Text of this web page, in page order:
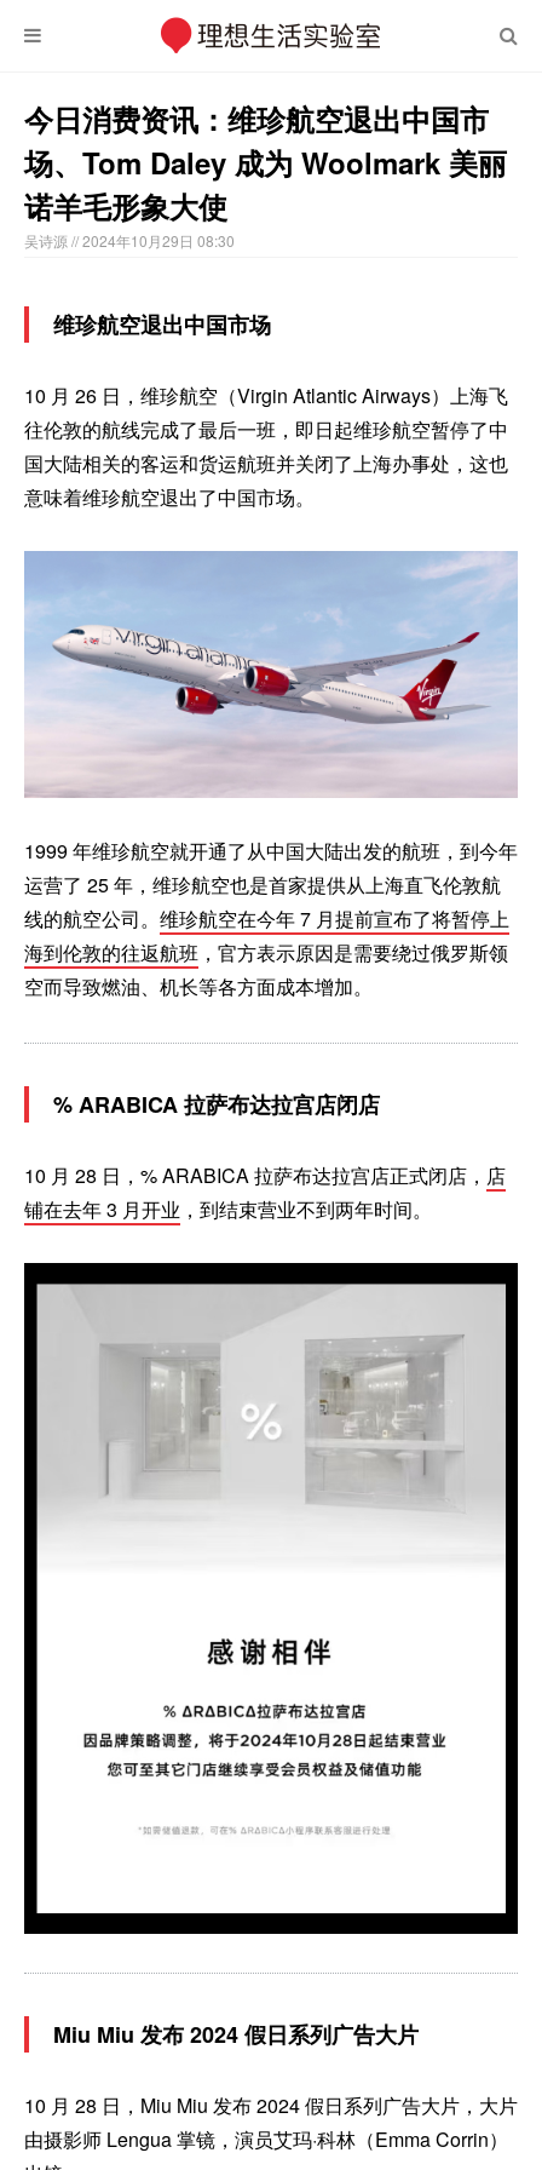
今日消费资讯：维珍航空退出中国市
场、Tom Daley 成为 Woolmark 美丽
诺羊毛形象大使
吴诗源 // 2024年10月29日 08:30
维珍航空退出中国市场
10 月 26 日，维珍航空（Virgin Atlantic Airways）上海飞
往伦敦的航线完成了最后一班，即日起维珍航空暂停了中
国大陆相关的客运和货运航班并关闭了上海办事处，这也
意味着维珍航空退出了中国市场。
1999 年维珍航空就开通了从中国大陆出发的航班，到今年
运营了 25 年，维珍航空也是首家提供从上海直飞伦敦航
线的航空公司。 维珍航空在今年 7 月提前宣布了将暂停上
海到伦敦的往返航班 ，官方表示原因是需要绕过俄罗斯领
空而导致燃油、机长等各方面成本增加。
% ARABICA 拉萨布达拉宫店闭店
10 月 28 日，% ARABICA 拉萨布达拉宫店正式闭店， 店
铺在去年 3 月开业 ，到结束营业不到两年时间。
Miu Miu 发布 2024 假日系列广告大片
10 月 28 日，Miu Miu 发布 2024 假日系列广告大片，大片
由摄影师 Lengua 掌镜，演员艾玛·科林（Emma Corrin）